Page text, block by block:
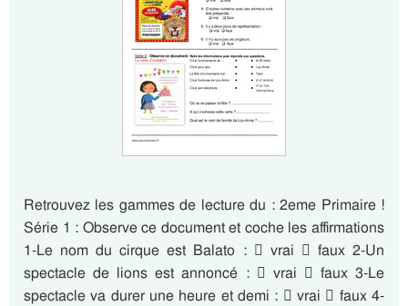
Retrouvez les gammes de lecture du : 2eme Primaire !
Série 1 : Observe ce document et coche les affirmations
1-Le nom du cirque est Balato :  vrai  faux 2-Un
spectacle de lions est annoncé :  vrai  faux 3-Le
spectacle va durer une heure et demi :  vrai  faux 4-